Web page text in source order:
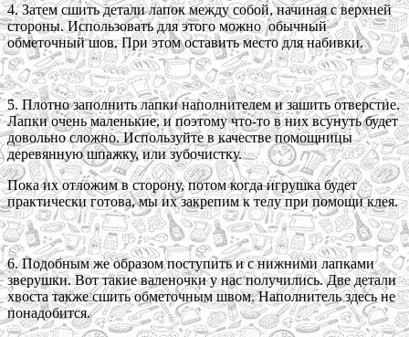
4. Затем сшить детали лапок между собой, начиная с верхней
стороны. Использовать для этого можно обычный
обметочный шов. При этом оставить место для набивки.
5. Плотно заполнить лапки наполнителем и зашить отверстие.
Лапки очень маленькие, и поэтому что-то в них всунуть будет
довольно сложно. Используйте в качестве помощницы
деревянную шпажку, или зубочистку.
Пока их отложим в сторону, потом когда игрушка будет
практически готова, мы их закрепим к телу при помощи клея.
6. Подобным же образом поступить и с нижними лапками
зверушки. Вот такие валеночки у нас получились. Две детали
хвоста также сшить обметочным швом. Наполнитель здесь не
понадобится.